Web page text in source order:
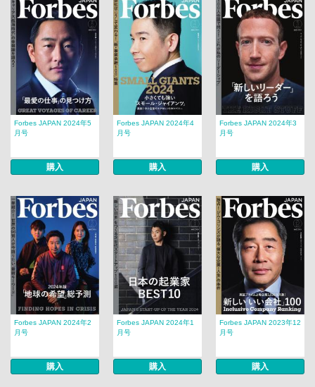
Forbes JAPAN 2024年5
月号
購入
Forbes JAPAN 2024年4
月号
購入
Forbes JAPAN 2024年3
月号
購入
Forbes JAPAN 2024年2
月号
購入
Forbes JAPAN 2024年1
月号
購入
Forbes JAPAN 2023年12
月号
購入